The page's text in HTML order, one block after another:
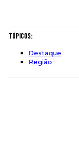
Tópicos:
Destaque
Região